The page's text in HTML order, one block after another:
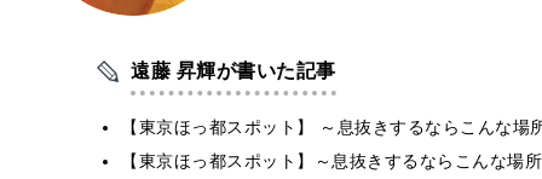
遠藤 昇輝が書いた記事
【東京ほっ都スポット】 ～息抜きするならこんな場
【東京ほっ都スポット】～息抜きするならこんな場